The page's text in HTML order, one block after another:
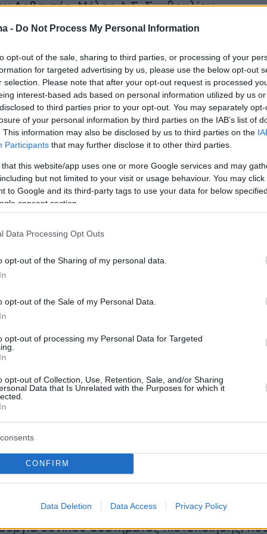
- Do Not Process My Personal Information
opt-out of the sale, sharing to third parties, or processing of your
for targeted advertising by us, please use the below opt-out
selection. Please note that after your opt-out request is processed
interest-based ads based on personal information utilized by us
to third parties prior to your opt-out. You may separately
of your personal information by third parties on the IAB’s list of
This information may also be disclosed by us to third parties on the
Participants that may further disclose it to other third parties.
that this website/app uses one or more Google services and may
but not limited to your visit or usage behaviour. You may
to Google and its third-party tags to use your data for below
consent section.
Data Processing Opt Outs
opt-out of the Sharing of my personal data.
opt-out of the Sale of my Personal Data.
opt-out of processing my Personal Data for Targeted
opt-out of Collection, Use, Retention, Sale, and/or Sharing
Data that Is Unrelated with the Purposes for which it
CONFIRM
Data Deletion Data Access Privacy Policy
Λεβαντής, Μέλος Δ.Σ. Συμβουλίου
Ελλάδας
Μπακογιάννης, Γενικός Γραμματέας
και Αστικού Περιβάλλοντος του
Περιβάλλοντοςκαι Ενέργειας,παρουσίασε
της κυβέρνησης για την προώθηση της
αναβάθμισης και της ανθεκτικότητας των
τον κρίσιμο ρόλο της
και των παθητικών ηλιακών συστημάτων,
σημασία της εγκατάστασης φωτοβολταϊκών
συμπαραγωγής σε παλιά και νέα κτίρια,
να μειωθούν δραστικά οι εκπομπές CO₂ και
εργαλεία όπως τα προγράμματα
«ΗΛΕΚΤΡΑ» και «ΔΙΑΤΗΡΩ»,
η αναβάθμιση τόσο των δημόσιων κτιρίων
ΙΙ" το οποίο θα ανοίξει σε λίγο καιρό,
του χαρτοφυλακίου των δημόσιων
ο κύριος Γεράσιμος Γεωργόπουλος,
του Τμήματος Θεσμικών Ρυθμίσεων
Υπουργείου Ανάπτυξης
και εκπαίδευσης, ώστε να
οι υφιστάμενες δυσκολίες στην υλοποίηση
Υποστήριξε ότι η προσέγγιση πρέπει να
για παρεμβάσεις μικρής κλίμακας
εθνικού συστήματος πιστοποίησης,